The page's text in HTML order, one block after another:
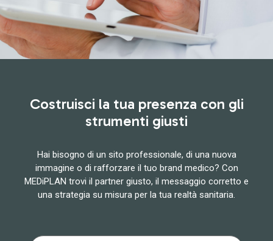
Costruisci la tua presenza con gli
strumenti giusti
Hai bisogno di un sito professionale, di una nuova
immagine o di rafforzare il tuo brand medico? Con
MEDiPLAN trovi il partner giusto, il messaggio corretto e
una strategia su misura per la tua realtà sanitaria.